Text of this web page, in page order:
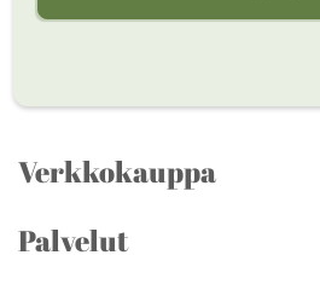
Verkkokauppa
Palvelut